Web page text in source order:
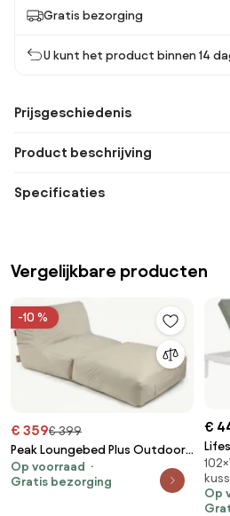
Gratis bezorging
U kunt het product binnen 14
Prijsgeschiedenis
Product beschrijving
Specificaties
Vergelijkbare producten
-10 %
€ 359€ 399
Peak Loungebed Plus Outdoor -
beige
Op voorraad
Gratis bezorging
€
Wit/
Op